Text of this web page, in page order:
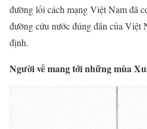
đường lối cách mạng Việt Nam đã
đường cứu nước đúng đắn của Việt
định.
Người về mang tới những mùa